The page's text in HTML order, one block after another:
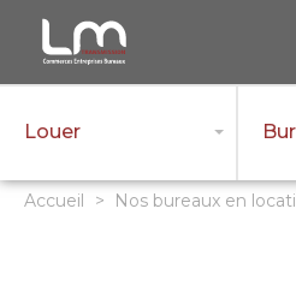
Louer
Accueil > Nos bureaux en